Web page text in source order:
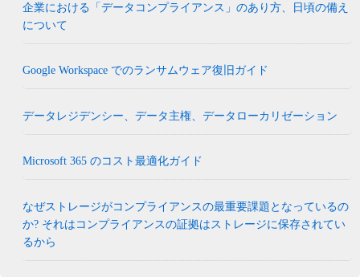
企業における「データコンプライアンス」のあり方、日頃の備え
について
Google Workspace でのランサムウェア復旧ガイド
データレジデンシー、データ主権、データローカリゼーション
Microsoft 365 のコスト最適化ガイド
なぜストレージがコンプライアンスの最重要課題となっているの
か? それはコンプライアンスの証拠はストレージに保存されてい
るから